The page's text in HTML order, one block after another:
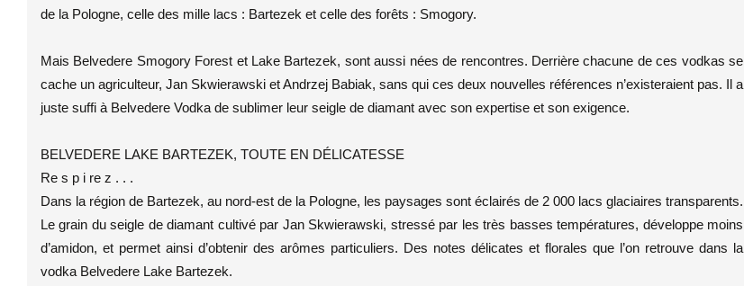
de la Pologne, celle des mille lacs : Bartezek et celle des forêts : Smogory.
Mais Belvedere Smogory Forest et Lake Bartezek, sont aussi nées de rencontres. Derrière chacune de ces vodkas se
cache un agriculteur, Jan Skwierawski et Andrzej Babiak, sans qui ces deux nouvelles références n’existeraient pas. Il a
juste suffi à Belvedere Vodka de sublimer leur seigle de diamant avec son expertise et son exigence.
BELVEDERE LAKE BARTEZEK, TOUTE EN DÉLICATESSE
Re s p i re z . . .
Dans la région de Bartezek, au nord-est de la Pologne, les paysages sont éclairés de 2 000 lacs glaciaires transparents.
Le grain du seigle de diamant cultivé par Jan Skwierawski, stressé par les très basses températures, développe moins
d’amidon, et permet ainsi d’obtenir des arômes particuliers. Des notes délicates et florales que l’on retrouve dans la
vodka Belvedere Lake Bartezek.